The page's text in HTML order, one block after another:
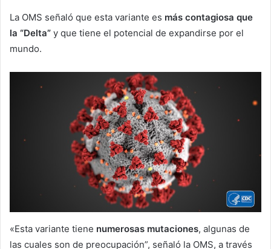
La OMS señaló que esta variante es más contagiosa que
la “Delta” y que tiene el potencial de expandirse por el
mundo.
«Esta variante tiene numerosas mutaciones, algunas de
las cuales son de preocupación”, señaló la OMS, a través